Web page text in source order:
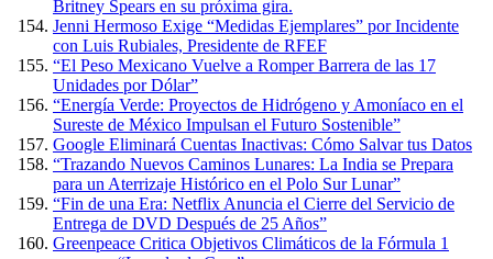
Britney Spears en su próxima gira.
Jenni Hermoso Exige “Medidas Ejemplares” por Incidente
con Luis Rubiales, Presidente de RFEF
“El Peso Mexicano Vuelve a Romper Barrera de las 17
Unidades por Dólar”
“Energía Verde: Proyectos de Hidrógeno y Amoníaco en el
Sureste de México Impulsan el Futuro Sostenible”
Google Eliminará Cuentas Inactivas: Cómo Salvar tus Datos
“Trazando Nuevos Caminos Lunares: La India se Prepara
para un Aterrizaje Histórico en el Polo Sur Lunar”
“Fin de una Era: Netflix Anuncia el Cierre del Servicio de
Entrega de DVD Después de 25 Años”
Greenpeace Critica Objetivos Climáticos de la Fórmula 1